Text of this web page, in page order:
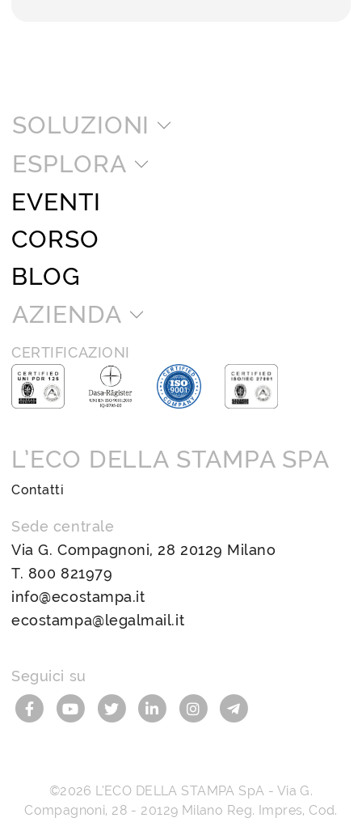
SOLUZIONI
ESPLORA
EVENTI
CORSO
BLOG
AZIENDA
CERTIFICAZIONI
L’ECO DELLA STAMPA SPA
Contatti
Sede centrale
Via G. Compagnoni, 28 20129 Milano
T. 800 821979
info@ecostampa.it
ecostampa@legalmail.it
Seguici su
©2026 L’ECO DELLA STAMPA SpA - Via G.
Compagnoni, 28 - 20129 Milano Reg. Impres, Cod.